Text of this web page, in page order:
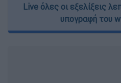
Live όλες οι εξελίξεις
υπογραφή του